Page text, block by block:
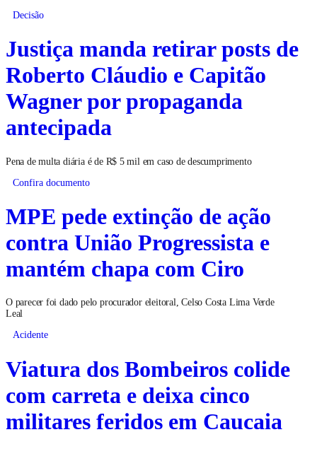
Decisão
Justiça manda retirar posts de
Roberto Cláudio e Capitão
Wagner por propaganda
antecipada
Pena de multa diária é de R$ 5 mil em caso de descumprimento
Confira documento
MPE pede extinção de ação
contra União Progressista e
mantém chapa com Ciro
O parecer foi dado pelo procurador eleitoral, Celso Costa Lima Verde
Leal
Acidente
Viatura dos Bombeiros colide
com carreta e deixa cinco
militares feridos em Caucaia